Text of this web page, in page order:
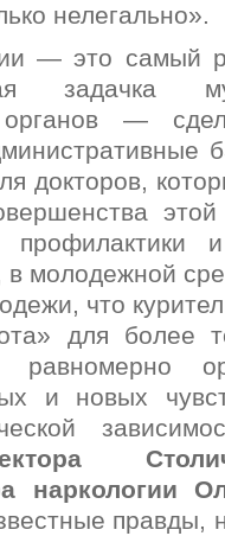
нелегально».
— это самый
задачка
органов —
докторов,
профилактики
в молодежной
что
для более
и новых
наркологии
правды,